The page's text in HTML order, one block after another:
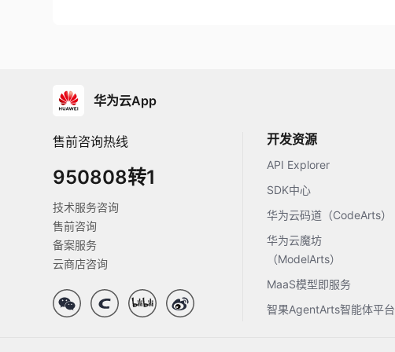
华为云App
售前咨询热线
950808转1
技术服务咨询
售前咨询
备案服务
云商店咨询
开发资源
API Explorer
SDK中心
华为云码道（CodeArts）
华为云魔坊
（ModelArts）
MaaS模型即服务
智果AgentArts智能体平台